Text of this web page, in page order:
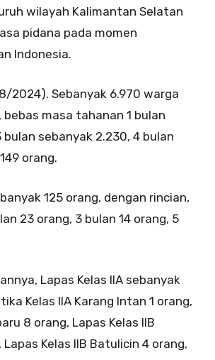
wilayah Kalimantan Selatan
pidana pada momen
Indonesia.
2024). Sebanyak 6.970 warga
masa tahanan 1 bulan
sebanyak 2.230, 4 bulan
orang.
125 orang, dengan rincian,
23 orang, 3 bulan 14 orang, 5
Lapas Kelas IIA sebanyak
Kelas IIA Karang Intan 1 orang,
8 orang, Lapas Kelas IIB
Kelas IIB Batulicin 4 orang,